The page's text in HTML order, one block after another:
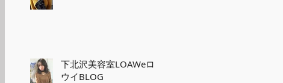
下北沢美容室LOAWeロ
ウイBLOG